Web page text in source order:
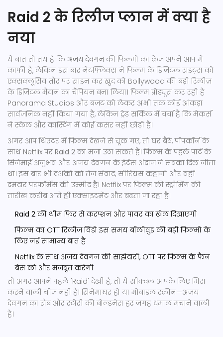
Raid 2 के रिलीज प्लान में क्या है
नया
ये बात तो तय है कि अजय देवगनकी फिल्मों का क्रेज अपने आप में
काफी है, लेकिन इस बार नेटफ्लिक्स ने फिल्म के डिजिटल राइट्स को
एक्सक्लूसिव तौर पर साइन कर खुद को Bollywood की बड़ी रिलीज़
के डिजिटल मैदान का चैंपियन बना लिया। फिल्म प्रोड्यूस कर रही है
Panorama Studios और बजट को लेकर अभी तक कोई आंकड़ा
सार्वजनिक नहीं किया गया है, लेकिन ट्रेड सर्किल में चर्चा है कि मेकर्स
ने स्केल और कास्टिंग में कोई कसर नहीं छोड़ी है।
अगर आप थिएटर में फिल्म देखने से चूक गए, तो घर बैठे, पॉपकॉर्न के
साथ Netflix पर Raid 2का मजा उठा सकते हैं। फिल्म के पहले पार्ट के
सिनेमाई अनुभव और अजय देवगन के इंटेंस अंदाज ने सबका दिल जीता
था। इस बार भी दर्शकों को तेज संवाद, सीरियस कहानी और वहीं
दमदार परफॉर्मेंस की उम्मीद है। Netflix पर फिल्म की स्ट्रीमिंग की
तारीख करीब आते ही एक्साइटमेंट और बढ़ता जा रहा है।
Raid 2की थीम फिर से करप्शन और पावर का खेल दिखाएगी
फिल्म का OTT रिलीज विंडो इस समय बॉलीवुड की बड़ी फिल्मों के
लिए नई सामान्य बात है
Netflix के साथ अजय देवगन की साझेदारी, OTT पर फिल्म के फैन
बेस को और मजबूत करेगी
तो अगर आपने पहले 'Raid' देखी है, तो ये सीक्वल आपके लिए मिस
करने वाली चीज नहीं है। सिनेमाघर हो या मोबाइल स्क्रीन—अजय
देवगन का रौब और स्टोरी की बोल्डनेस हर जगह धमाल मचाने वाली
है।